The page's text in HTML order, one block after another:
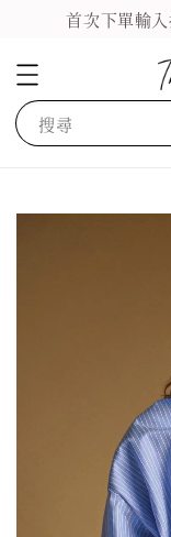
首次下單輸
搜尋